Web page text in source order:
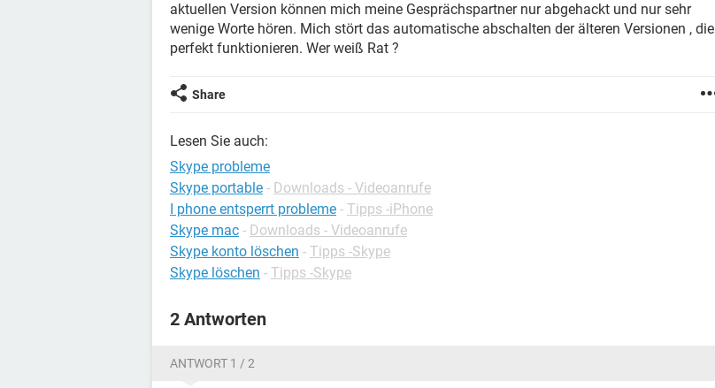
aktuellen Version können mich meine Gesprächspartner nur abgehackt und nur sehr
wenige Worte hören. Mich stört das automatische abschalten der älteren Versionen , die
perfekt funktionieren. Wer weiß Rat ?
Share
Lesen Sie auch:
Skype probleme
Skype portable - Downloads - Videoanrufe
I phone entsperrt probleme - Tipps -iPhone
Skype mac - Downloads - Videoanrufe
Skype konto löschen - Tipps -Skype
Skype löschen - Tipps -Skype
2 Antworten
ANTWORT 1 / 2